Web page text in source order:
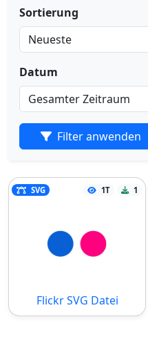
Sortierung
Datum
Filter anwenden
SVG 1T 1
Flickr SVG Datei